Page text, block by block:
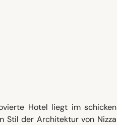
Hotel liegt im schicken
Stil der Architektur von Nizza